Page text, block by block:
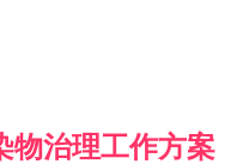
物治理工作方案